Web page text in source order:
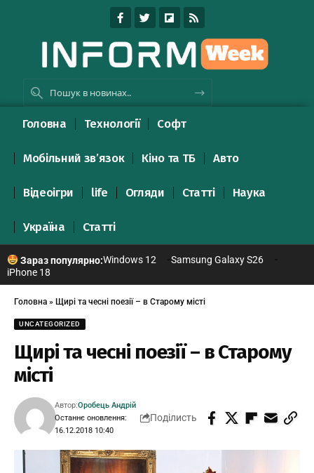
Головна Технології Софт
Мобільний зв’язок Кіно та ТБ Авто
Відеоігри life Огляди Статті Наука
Україна Статті
Зараз популярно:Windows 12
Samsung Galaxy S26
iPhone 18
Головна » Щирі та чесні поезії – в Старому місті
UNCATEGORIZED
Щирі та чесні поезії – в Старому
місті
Останнє оновлення:
16.12.2018 10:40
Автор:Оробець Андрій
Поділисть